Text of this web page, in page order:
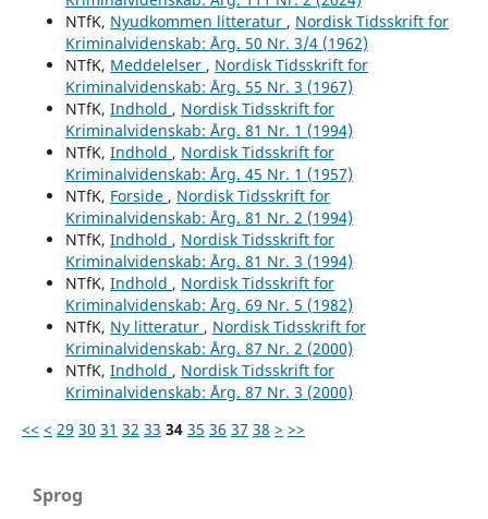
NTfK, Nyudkommen litteratur , Nordisk Tidsskrift for
Kriminalvidenskab: Årg. 50 Nr. 3/4 (1962)
NTfK, Meddelelser , Nordisk Tidsskrift for
Kriminalvidenskab: Årg. 55 Nr. 3 (1967)
NTfK, Indhold , Nordisk Tidsskrift for
Kriminalvidenskab: Årg. 81 Nr. 1 (1994)
NTfK, Indhold , Nordisk Tidsskrift for
Kriminalvidenskab: Årg. 45 Nr. 1 (1957)
NTfK, Forside , Nordisk Tidsskrift for
Kriminalvidenskab: Årg. 81 Nr. 2 (1994)
NTfK, Indhold , Nordisk Tidsskrift for
Kriminalvidenskab: Årg. 81 Nr. 3 (1994)
NTfK, Indhold , Nordisk Tidsskrift for
Kriminalvidenskab: Årg. 69 Nr. 5 (1982)
NTfK, Ny litteratur , Nordisk Tidsskrift for
Kriminalvidenskab: Årg. 87 Nr. 2 (2000)
NTfK, Indhold , Nordisk Tidsskrift for
Kriminalvidenskab: Årg. 87 Nr. 3 (2000)
<< < 29 30 31 32 33 34 35 36 37 38 > >>
Sprog